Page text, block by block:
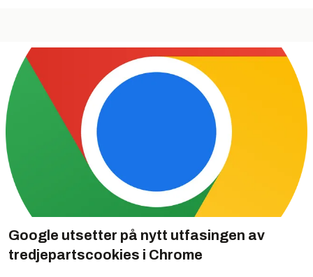
Google utsetter på nytt utfasingen av
tredjepartscookies i Chrome